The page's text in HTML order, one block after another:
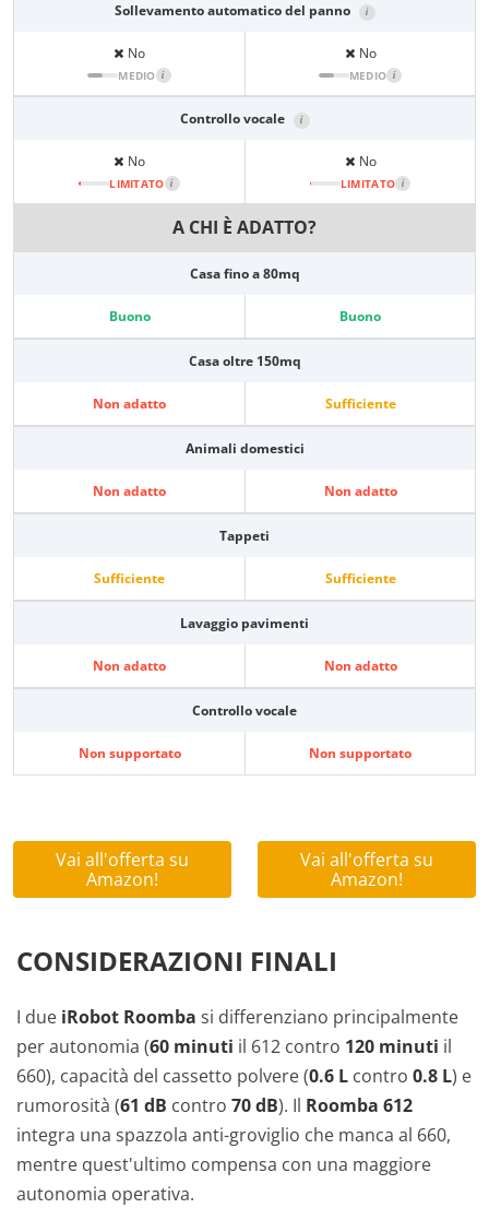
Sollevamento automatico del panno i
No
MEDIO i
No
MEDIO i
Controllo vocale i
No
LIMITATO i
No
LIMITATO i
A CHI È ADATTO?
Casa fino a 80mq
Buono Buono
Casa oltre 150mq
Non adatto Sufficiente
Animali domestici
Non adatto Non adatto
Tappeti
Sufficiente Sufficiente
Lavaggio pavimenti
Non adatto Non adatto
Controllo vocale
Non supportato Non supportato
Vai all'offerta su
Amazon!
Vai all'offerta su
Amazon!
CONSIDERAZIONI FINALI
I due iRobot Roomba si differenziano principalmente
per autonomia (60 minuti il 612 contro 120 minuti il
660), capacità del cassetto polvere (0.6 L contro 0.8 L) e
rumorosità (61 dB contro 70 dB). Il Roomba 612
integra una spazzola anti-groviglio che manca al 660,
mentre quest'ultimo compensa con una maggiore
autonomia operativa.